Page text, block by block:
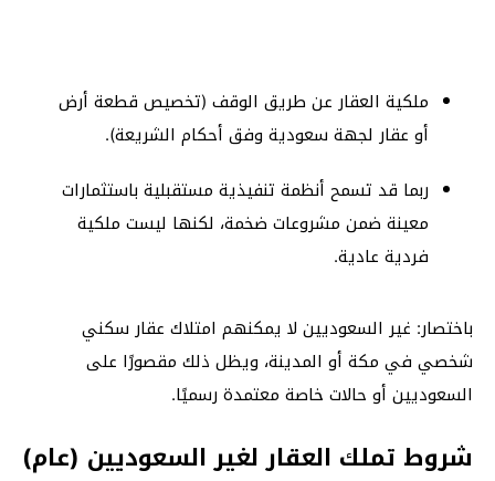
ملكية العقار عن طريق الوقف (تخصيص قطعة أرض
أو عقار لجهة سعودية وفق أحكام الشريعة).
ربما قد تسمح أنظمة تنفيذية مستقبلية باستثمارات
معينة ضمن مشروعات ضخمة، لكنها ليست ملكية
فردية عادية.
باختصار: غير السعوديين لا يمكنهم امتلاك عقار سكني
شخصي في مكة أو المدينة، ويظل ذلك مقصورًا على
السعوديين أو حالات خاصة معتمدة رسميًا.
شروط تملك العقار لغير السعوديين (عام)